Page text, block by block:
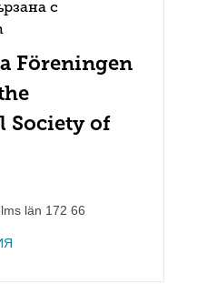
с
Föreningen
Society of
län 172 66